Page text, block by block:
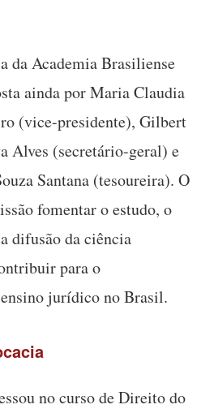
da Academia Brasiliense
ainda por Maria Claudia
(vice-presidente), Gilbert
Alves (secretário-geral) e
Santana (tesoureira). O
fomentar o estudo, o
difusão da ciência
para o
jurídico no Brasil.
no curso de Direito do